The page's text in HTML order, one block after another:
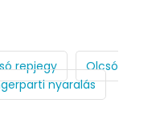
repjegy
Olcsó
nyaralás